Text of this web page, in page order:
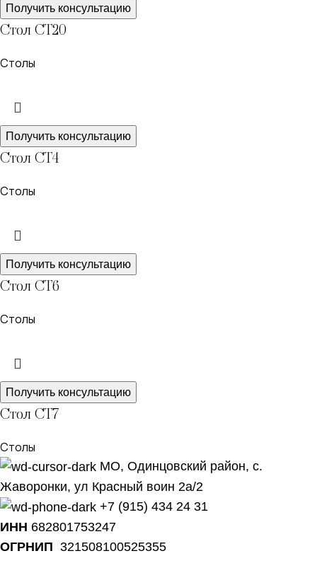
Получить консультацию
Стол СТ20
Столы
Получить консультацию
Стол СТ4
Столы
Получить консультацию
Стол СТ6
Столы
Получить консультацию
Стол СТ7
Столы
МО, Одинцовский район, с.
Жаворонки, ул Красный воин 2а/2
+7 (915) 434 24 31
ИНН 682801753247
ОГРНИП 321508100525355